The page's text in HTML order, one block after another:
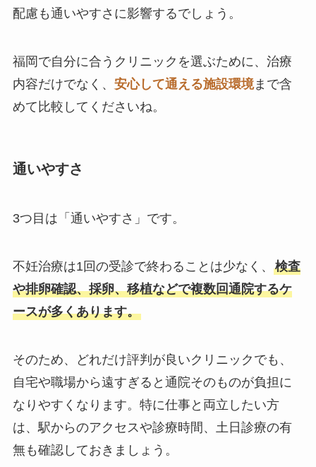
配慮も通いやすさに影響するでしょう。
福岡で自分に合うクリニックを選ぶために、治療
内容だけでなく、 安心して通える施設環境まで含
めて比較してくださいね。
通いやすさ
3つ目は「通いやすさ」です。
不妊治療は1回の受診で終わることは少なく、 検査
や排卵確認、採卵、移植などで複数回通院するケ
ースが多くあります。
そのため、どれだけ評判が良いクリニックでも、
自宅や職場から遠すぎると通院そのものが負担に
なりやすくなります。特に仕事と両立したい方
は、駅からのアクセスや診療時間、土日診療の有
無も確認しておきましょう。